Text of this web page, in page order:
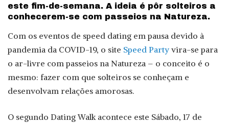
este fim-de-semana. A ideia é pôr solteiros a
conhecerem-se com passeios na Natureza.
Com os eventos de speed dating em pausa devido à
pandemia da COVID-19, o site Speed Party vira-se para
o ar-livre com passeios na Natureza – o conceito é o
mesmo: fazer com que solteiros se conheçam e
desenvolvam relações amorosas.
O segundo Dating Walk acontece este Sábado, 17 de